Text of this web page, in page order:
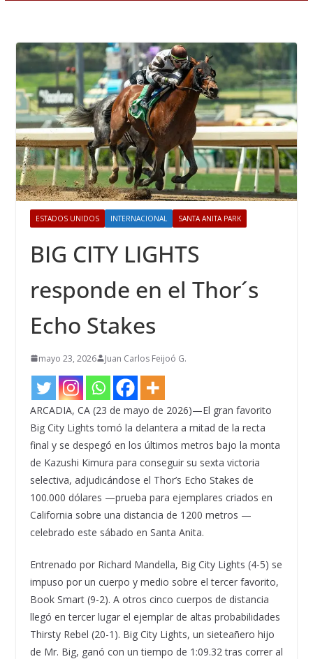
ESTADOS UNIDOS INTERNACIONAL SANTA ANITA PARK
BIG CITY LIGHTS
responde en el Thor´s
Echo Stakes
mayo 23, 2026 Juan Carlos Feijoó G.
ARCADIA, CA (23 de mayo de 2026)—El gran favorito
Big City Lights tomó la delantera a mitad de la recta
final y se despegó en los últimos metros bajo la monta
de Kazushi Kimura para conseguir su sexta victoria
selectiva, adjudicándose el Thor’s Echo Stakes de
100.000 dólares —prueba para ejemplares criados en
California sobre una distancia de 1200 metros —
celebrado este sábado en Santa Anita.
Entrenado por Richard Mandella, Big City Lights (4-5) se
impuso por un cuerpo y medio sobre el tercer favorito,
Book Smart (9-2). A otros cinco cuerpos de distancia
llegó en tercer lugar el ejemplar de altas probabilidades
Thirsty Rebel (20-1). Big City Lights, un sieteañero hijo
de Mr. Big, ganó con un tiempo de 1:09.32 tras correr al